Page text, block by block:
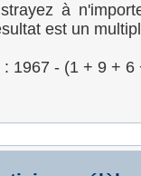
à
est un
: 1967 - (1 + 9 +